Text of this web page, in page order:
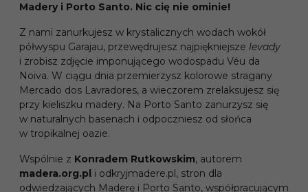
Madery i Porto Santo. Nic cię nie ominie!
Z nami zanurkujesz w krystalicznych wodach wokół
półwyspu Garajau, przewędrujesz najpiękniejsze levady
i zrobisz zdjęcie imponującego wodospadu Véu da
Noiva. W ciągu dnia przemierzysz kolorowe stragany
Mercado dos Lavradores, a wieczorem zrelaksujesz się
przy kieliszku madery. Na Porto Santo zanurzysz się
w naturalnych basenach i odpoczniesz od słońca
w tropikalnej oazie.
Wspólnie z Konradem Rutkowskim, autorem
madera.org.pl i odkryjmadere.pl, stron dla
odwiedzających Maderę i Porto Santo, współpracującym